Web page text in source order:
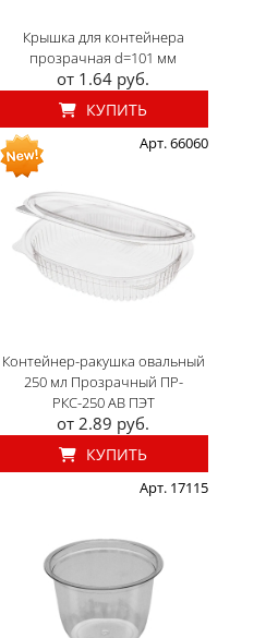
Крышка для контейнера
прозрачная d=101 мм
от 1.64 руб.
КУПИТЬ
Арт. 66060
Контейнер-ракушка овальный
250 мл Прозрачный ПР-
РКС-250 АВ ПЭТ
от 2.89 руб.
КУПИТЬ
Арт. 17115